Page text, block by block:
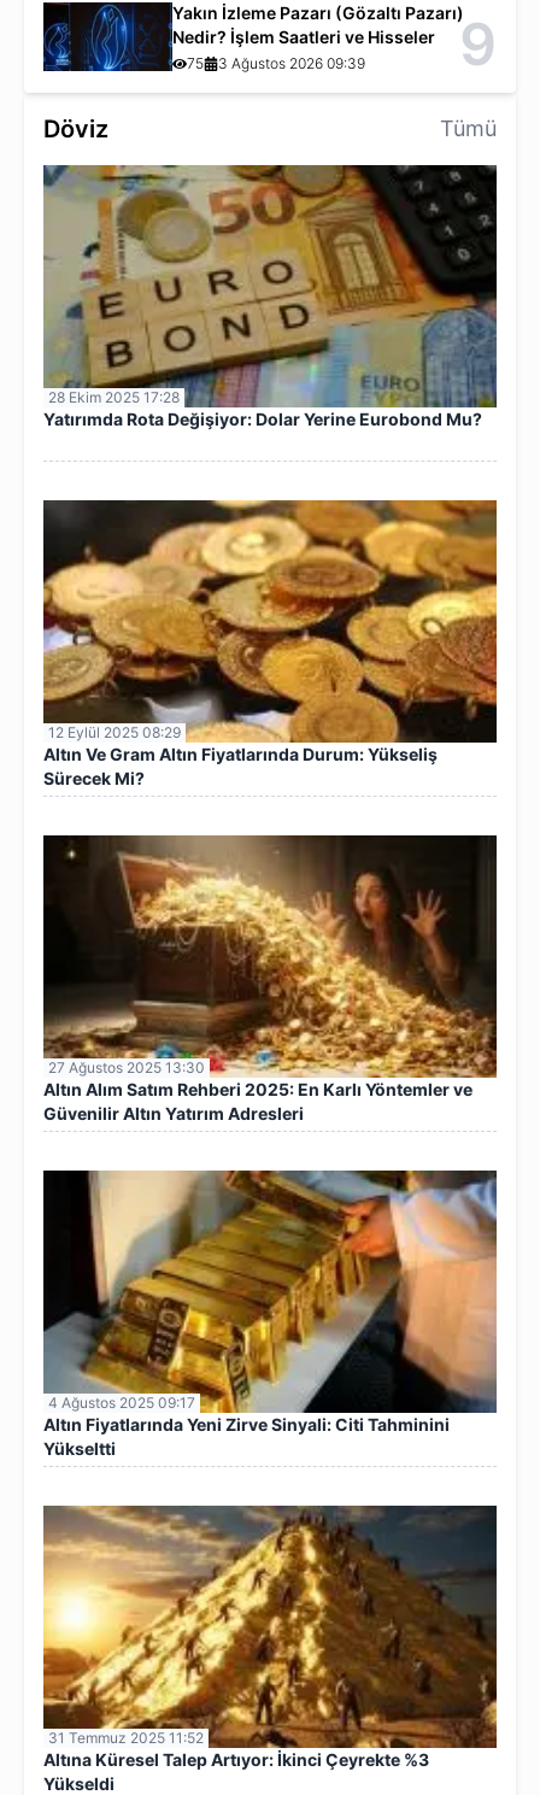
Döviz Tümü
28 Ekim 2025 17:28
Yatırımda Rota Değişiyor: Dolar Yerine Eurobond Mu?
12 Eylül 2025 08:29
Altın Ve Gram Altın Fiyatlarında Durum: Yükseliş
Sürecek Mi?
27 Ağustos 2025 13:30
Altın Alım Satım Rehberi 2025: En Karlı Yöntemler ve
Güvenilir Altın Yatırım Adresleri
4 Ağustos 2025 09:17
Altın Fiyatlarında Yeni Zirve Sinyali: Citi Tahminini
Yükseltti
31 Temmuz 2025 11:52
Altına Küresel Talep Artıyor: İkinci Çeyrekte %3
Yükseldi
Yakın İzleme Pazarı (Gözaltı Pazarı)
Nedir? İşlem Saatleri ve Hisseler
75 3 Ağustos 2026 09:39 9